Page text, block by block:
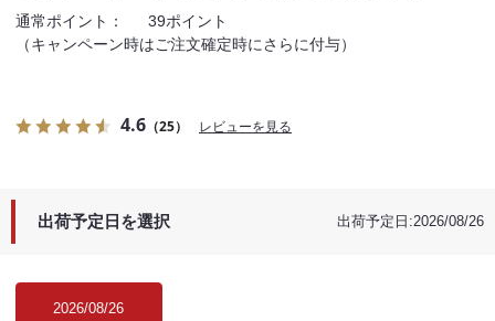
通常ポイント：
39ポイント
（キャンペーン時はご注文確定時にさらに付与）
4.6 （25） レビューを見る
出荷予定日を選択 出荷予定日:2026/08/26
2026/08/26